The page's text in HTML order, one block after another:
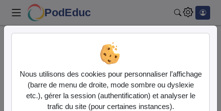
PodEduc
Rentrée 2024 au lycée Bernard Palissy
Nous utilisons des cookies pour personnaliser l’affichage
(barre de menu de droite, mode sombre ou dyslexie
etc.), gérer la session (authentification) et analyser le
trafic du site (pour certaines instances).